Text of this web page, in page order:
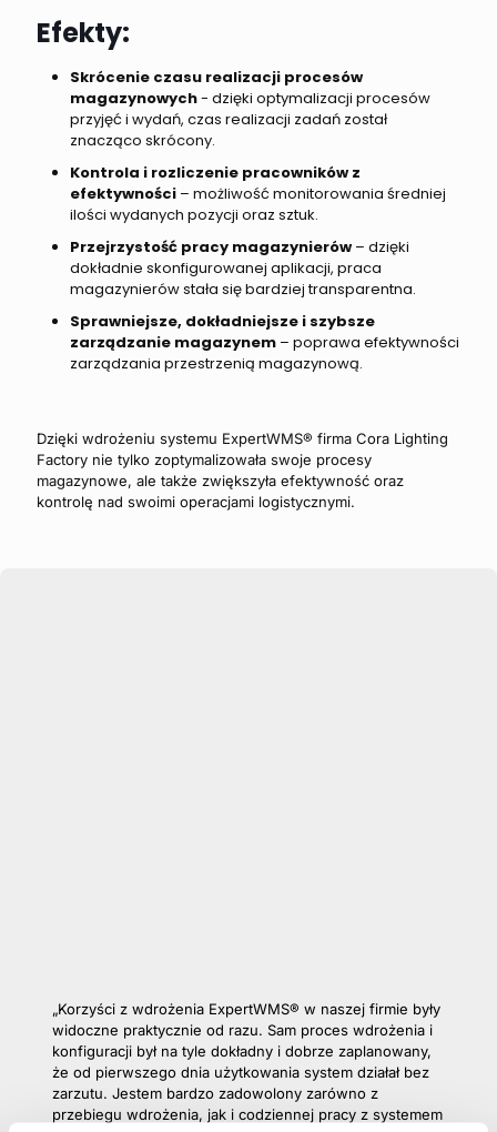
Efekty:
Skrócenie czasu realizacji procesów
magazynowych- dzięki optymalizacji procesów
przyjęć i wydań, czas realizacji zadań został
znacząco skrócony.
Kontrola i rozliczenie pracowników z
efektywności – możliwość monitorowania średniej
ilości wydanych pozycji oraz sztuk.
Przejrzystość pracy magazynierów – dzięki
dokładnie skonfigurowanej aplikacji, praca
magazynierów stała się bardziej transparentna.
Sprawniejsze, dokładniejsze i szybsze
zarządzanie magazynem – poprawa efektywności
zarządzania przestrzenią magazynową.
Dzięki wdrożeniu systemu ExpertWMS® firma Cora Lighting
Factory nie tylko zoptymalizowała swoje procesy
magazynowe, ale także zwiększyła efektywność oraz
kontrolę nad swoimi operacjami logistycznymi.
„Korzyści z wdrożenia ExpertWMS® w naszej firmie były
widoczne praktycznie od razu. Sam proces wdrożenia i
konfiguracji był na tyle dokładny i dobrze zaplanowany,
że od pierwszego dnia użytkowania system działał bez
zarzutu. Jestem bardzo zadowolony zarówno z
przebiegu wdrożenia, jak i codziennej pracy z systemem